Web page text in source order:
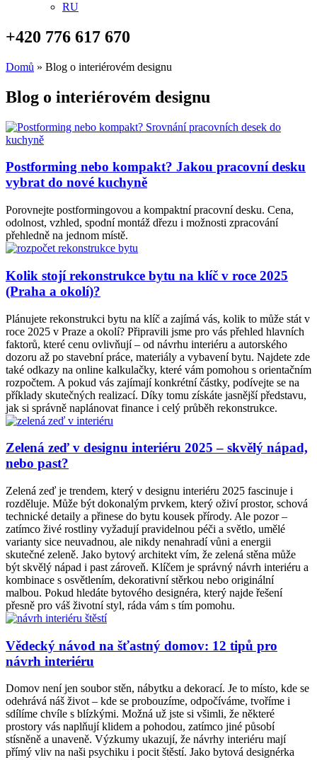
RU
+420 776 617 670
Domů » Blog o interiérovém designu
Blog o interiérovém designu
Postforming nebo kompakt? Jakou pracovní desku
vybrat do nové kuchyně
Porovnejte postformingovou a kompaktní pracovní desku. Cena,
odolnost, vzhled, spodní montáž dřezu i možnosti zpracování
přehledně na jednom místě.
Kolik stojí rekonstrukce bytu na klíč v roce 2025
(Praha a okolí)?
Plánujete rekonstrukci bytu na klíč a zajímá vás, kolik to může stát v
roce 2025 v Praze a okolí? Připravili jsme pro vás přehled hlavních
faktorů, které cenu ovlivňují – od návrhu interiéru a autorského
dozoru až po stavební práce, materiály a vybavení bytu. Najdete zde
také odkazy na online kalkulačky, které vám pomohou s orientačním
rozpočtem. A pokud vás zajímají konkrétní částky, podívejte se na
příklady skutečných realizací. Díky tomu získáte jasnější představu,
jak si správně naplánovat finance i celý průběh rekonstrukce.
Zelená zeď v designu interiéru 2025 – skvělý nápad,
nebo past?
Zelená zeď je trendem, který v designu interiéru 2025 fascinuje i
rozděluje. Může být dokonalým prvkem, který oživí prostor, schová
technické detaily a přinese do bytu kousek přírody. Ale pozor –
zatímco živé rostliny vyžadují pravidelnou péči a světlo, umělé
varianty sice neuvadnou, ale nikdy nenahradí vůni a energii
skutečné zeleně. Jako bytový architekt vím, že zelená stěna může
být skvělý nápad i past zároveň. Klíčem je správný návrh interiéru a
kombinace s osvětlením, dekorativní stěrkou nebo originální
malbou. Pokud hledáte bytového designéra, který najde řešení
přesně pro váš životní styl, ráda vám s tím pomohu.
Vědecký návod na šťastný domov: 12 tipů pro
návrh interiéru
Domov není jen soubor stěn, nábytku a dekorací. Je to místo, kde se
odehrává náš život – kde se probouzíme, odpočíváme, tvoříme i
sdílíme chvíle s blízkými. Možná už jste si všimli, že některé
prostory vás naplňují klidem a pohodou, zatímco jiné působí
stísněně a unaveně. Výzkumy ukazují, že návrhy interiéru mají
přímý vliv na naši psychiku i pocit štěstí. Jako bytová designérka